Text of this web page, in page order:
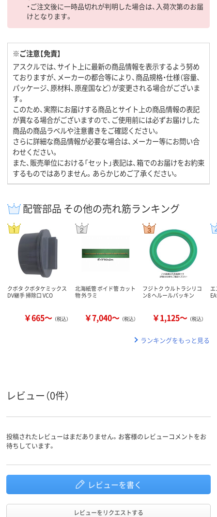
・ご注文後に一時品切れが判明した場合は、入荷次第のお届
けとなります。
※ご注意【免責】
アスクルでは、サイト上に最新の商品情報を表示するよう努め
ておりますが、メーカーの都合等により、商品規格・仕様（容量、
パッケージ、原材料、原産国など）が変更される場合がございま
す。
このため、実際にお届けする商品とサイト上の商品情報の表記
が異なる場合がございますので、ご使用前には必ずお届けした
商品の商品ラベルや注意書きをご確認ください。
さらに詳細な商品情報が必要な場合は、メーカー等にお問い合
わせください。
また、販売単位における「セット」表記は、箱でのお届けをお約束
するものではありません。あらかじめご了承ください。
配管部品 その他の売れ筋ランキング
クボタ クボタケミックス
DV継手 掃除口 VCO
￥665～ （税込）
北海紙管 ボイド管 カット
物 外ラミ
￥7,040～ （税込）
フジトク ウルトラシリコ
ン8 ヘルールパッキン
￥1,125～ （税込）
ランキングをもっと見る
レビュー（0件）
投稿されたレビューはまだありません。お客様のレビューコメントをお
待ちしています。
レビューを書く
レビューをリクエストする